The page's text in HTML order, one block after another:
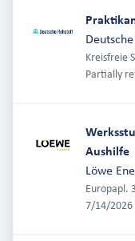
Kreisfreie
Partially
Aushilfe
Löwe
Europapl.
Published:
7/14/2026